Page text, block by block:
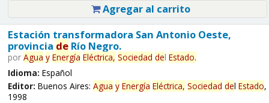
Agregar al carrito
Estación transformadora San Antonio Oeste,
provincia deRío Negro.
por Agua y Energía Eléctrica, Sociedad del Estado.
Idioma: Español
Editor: Buenos Aires: Agua y Energía Eléctrica, Sociedad del Estado,
1998